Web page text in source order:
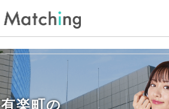
有楽町の